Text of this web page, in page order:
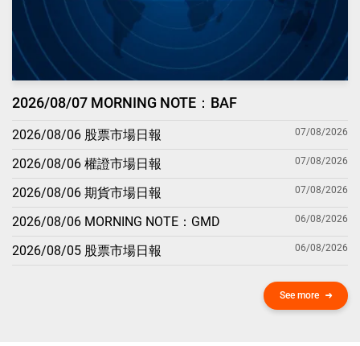
2026/08/07 MORNING NOTE：BAF
2026/08/06 股票市場日報 07/08/2026
2026/08/06 權證市場日報 07/08/2026
2026/08/06 期貨市場日報 07/08/2026
2026/08/06 MORNING NOTE：GMD 06/08/2026
2026/08/05 股票市場日報 06/08/2026
See more